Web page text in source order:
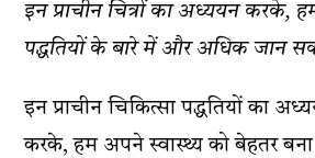
इन प्राचीन चित्रों का अध्ययन करके,
पद्धतियों के बारे में और अधिक जान
इन प्राचीन चिकित्सा पद्धतियों का
करके, हम अपने स्वास्थ्य को बेहतर